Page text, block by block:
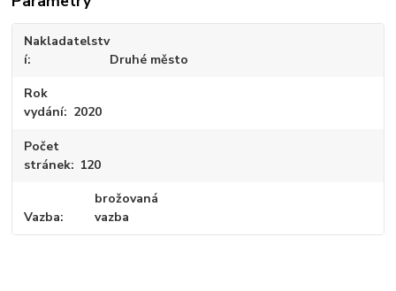
Nakladatelstv
í
Druhé město
Rok
vydání
2020
Počet
stránek
120
Vazba
brožovaná
vazba